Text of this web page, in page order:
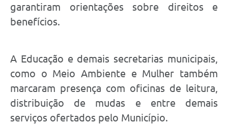
garantiram orientações sobre direitos e
benefícios.
A Educação e demais secretarias municipais,
como o Meio Ambiente e Mulher também
marcaram presença com oficinas de leitura,
distribuição de mudas e entre demais
serviços ofertados pelo Município.